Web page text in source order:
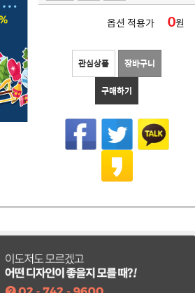
옵션 적용가 0원
관심상품 장바구니
구매하기